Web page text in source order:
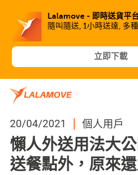
Lalamove - 即時送貨平
隨叫隨送, 1小時送達, 多
立即下載
20/04/2021 個人用戶
懶人外送用法大
送餐點外，原來